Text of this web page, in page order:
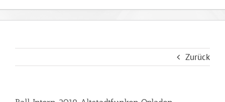
Zurück